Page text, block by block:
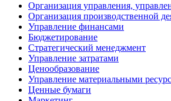
Организация управления,
Организация производственной
Управление финансами
Бюджетирование
Стратегический менеджмент
Управление затратами
Ценообразование
Управление материальными
Ценные бумаги